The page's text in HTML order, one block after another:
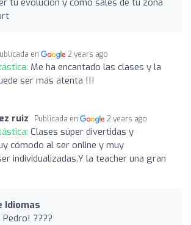
en 2 years ago
Me ha encantado las clases y la
ser más atenta !!!
ruiz Publicada en 2 years ago
Clases súper divertidas y
cómodo al ser online y muy
individualizadas.Y la teacher una gran
Idiomas
Pedro! ????